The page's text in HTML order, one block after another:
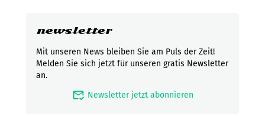
newsletter
Mit unseren News bleiben Sie am Puls der Zeit!
Melden Sie sich jetzt für unseren gratis Newsletter
an.
mark_email_read Newsletter jetzt abonnieren